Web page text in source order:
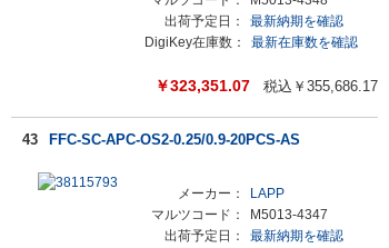
出荷予定日：
最新納期を確認
DigiKey在庫数：
最新在庫数を確認
￥323,351.07 税込￥ 355,686.17
43 FFC-SC-APC-OS2-0.25/0.9-20PCS-AS
メーカー：
LAPP
マルツコード：
M5013-4347
出荷予定日：
最新納期を確認